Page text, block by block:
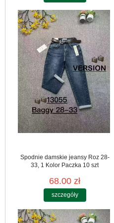
Spodnie damskie jeansy Roz 28-
33, 1 Kolor Paczka 10 szt
68.00 zł
szczegóły